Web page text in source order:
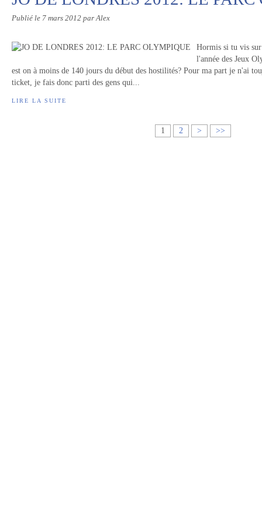
Publié le 7 mars 2012 par Alex
Hormis si tu vis
l'année des Jeux
est on à moins de 140 jours du début des hostilités? Pour ma part je n'ai
ticket, je fais donc parti des gens qui...
LIRE LA SUITE
1 2 > >>